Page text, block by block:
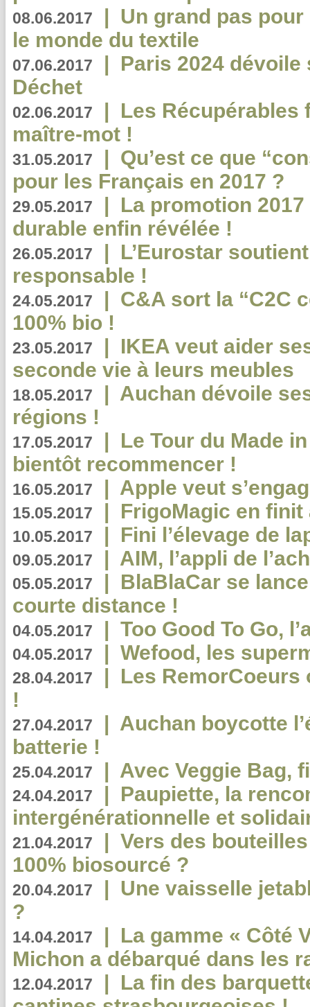
08.06.2017 | Un grand pas
le monde du textile
07.06.2017 | Paris 2024
Déchet
02.06.2017 | Les Récupérables
maître-mot !
31.05.2017 | Qu’est ce que
pour les Français en 2017 ?
29.05.2017 | La promotion
durable enfin révélée !
26.05.2017 | L’Eurostar
responsable !
24.05.2017 | C&A sort la “C2C
100% bio !
23.05.2017 | IKEA veut aider
seconde vie à leurs meubles
18.05.2017 | Auchan dévoile
régions !
17.05.2017 | Le Tour du Made
bientôt recommencer !
16.05.2017 | Apple veut
15.05.2017 | FrigoMagic en
10.05.2017 | Fini l’élevage de
09.05.2017 | AIM, l’appli de
05.05.2017 | BlaBlaCar se
courte distance !
04.05.2017 | Too Good To Go,
04.05.2017 | Wefood, les
28.04.2017 | Les RemorCoeurs
!
27.04.2017 | Auchan boycotte
batterie !
25.04.2017 | Avec Veggie Bag,
24.04.2017 | Paupiette, la
intergénérationnelle et
21.04.2017 | Vers des
100% biosourcé ?
20.04.2017 | Une vaisselle
?
14.04.2017 | La gamme « Côté
Michon a débarqué dans les
12.04.2017 | La fin des